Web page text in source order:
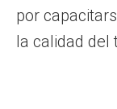
por
la calidad del